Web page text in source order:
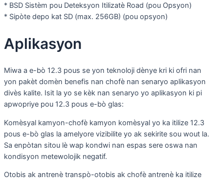
* BSD Sistèm pou Deteksyon Itilizatè Road (pou Opsyon)
* Sipòte depo kat SD (max. 256GB) (pou opsyon)
Aplikasyon
Miwa a e-bò 12.3 pous se yon teknoloji dènye kri ki ofri nan
yon pakèt domèn benefis nan chofè nan senaryo aplikasyon
divès kalite. Isit la yo se kèk nan senaryo yo aplikasyon ki pi
apwopriye pou 12.3 pous e-bò glas:
Komèsyal kamyon-chofè kamyon komèsyal yo ka itilize 12.3
pous e-bò glas la amelyore vizibilite yo ak sekirite sou wout la.
Sa enpòtan sitou lè wap kondwi nan espas sere oswa nan
kondisyon metewolojik negatif.
Otobis ak antrenè transpò-otobis ak chofè antrenè ka itilize